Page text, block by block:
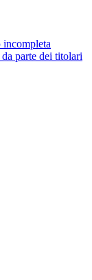
incompleta
parte dei titolari